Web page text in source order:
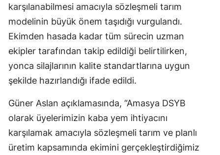
karşılanabilmesi amacıyla sözleşmeli tarım
modelinin büyük önem taşıdığı vurgulandı.
Ekimden hasada kadar tüm sürecin uzman
ekipler tarafından takip edildiği belirtilirken,
yonca silajlarının kalite standartlarına uygun
şekilde hazırlandığı ifade edildi.
Güner Aslan açıklamasında, “Amasya DSYB
olarak üyelerimizin kaba yem ihtiyacını
karşılamak amacıyla sözleşmeli tarım ve planlı
üretim kapsamında ekimini gerçekleştirdiğimiz